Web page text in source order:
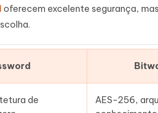
oferecem excelente segurança,
de
AES-256,